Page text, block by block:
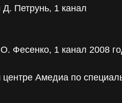
Петрунь, 1 канал
Фесенко, 1 канал 2008
Амедиа по